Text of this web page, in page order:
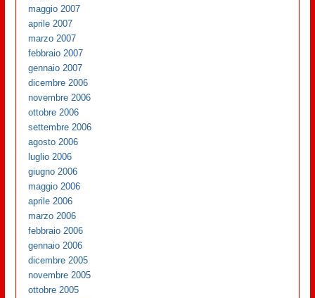
maggio 2007
aprile 2007
marzo 2007
febbraio 2007
gennaio 2007
dicembre 2006
novembre 2006
ottobre 2006
settembre 2006
agosto 2006
luglio 2006
giugno 2006
maggio 2006
aprile 2006
marzo 2006
febbraio 2006
gennaio 2006
dicembre 2005
novembre 2005
ottobre 2005